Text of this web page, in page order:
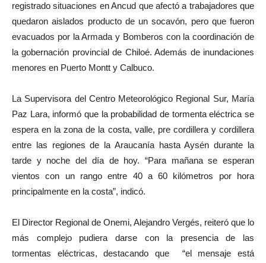
registrado situaciones en Ancud que afectó a trabajadores que
quedaron aislados producto de un socavón, pero que fueron
evacuados por la Armada y Bomberos con la coordinación de
la gobernación provincial de Chiloé. Además de inundaciones
menores en Puerto Montt y Calbuco.
La Supervisora del Centro Meteorológico Regional Sur, María
Paz Lara, informó que la probabilidad de tormenta eléctrica se
espera en la zona de la costa, valle, pre cordillera y cordillera
entre las regiones de la Araucanía hasta Aysén durante la
tarde y noche del día de hoy. “Para mañana se esperan
vientos con un rango entre 40 a 60 kilómetros por hora
principalmente en la costa”, indicó.
El Director Regional de Onemi, Alejandro Vergés, reiteró que lo
más complejo pudiera darse con la presencia de las
tormentas eléctricas, destacando que “el mensaje está